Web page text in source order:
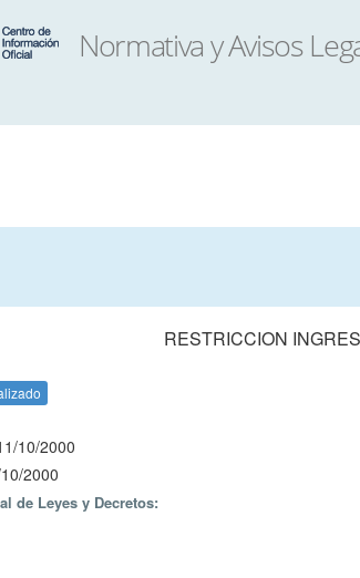
RESTRICCION
10/2000
2000
de Leyes y Decretos: